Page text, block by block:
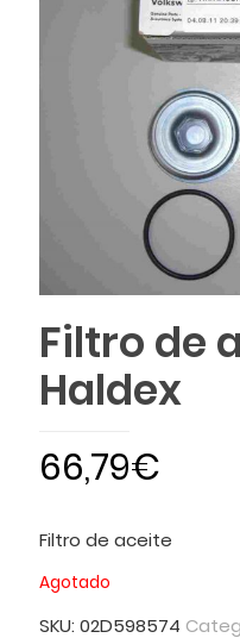
Filtro de
Haldex
66,79€
Filtro de aceite
Agotado
SKU: 02D598574